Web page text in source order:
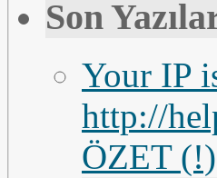
Son
Your IP
http://
ÖZET (!)